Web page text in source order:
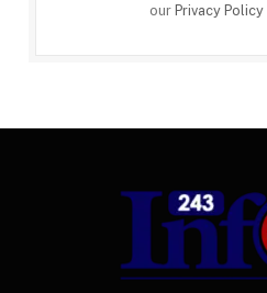
our Privacy Policy